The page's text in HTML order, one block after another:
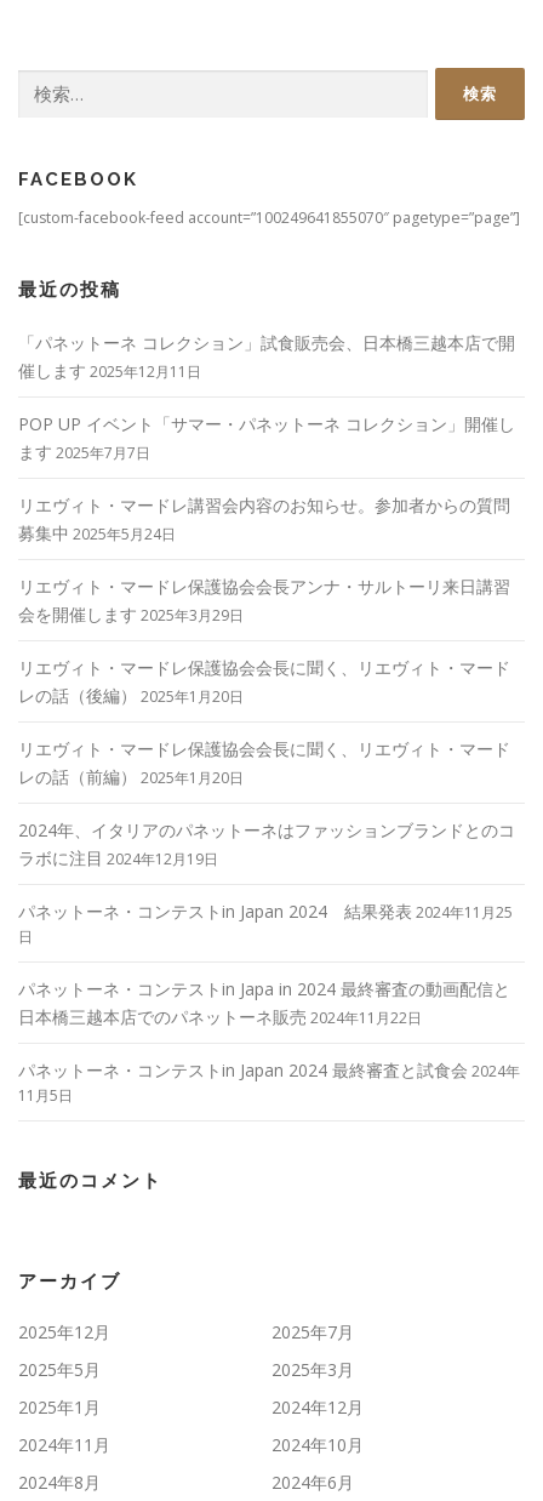
索:
FACEBOOK
[custom-facebook-feed account=”100249641855070″ pagetype=”page”]
最近の投稿
「パネットーネ コレクション」試食販売会、日本橋三越本店で開
催します 2025年12月11日
POP UP イベント「サマー・パネットーネ コレクション」開催し
ます 2025年7月7日
リエヴィト・マードレ講習会内容のお知らせ。参加者からの質問
募集中 2025年5月24日
リエヴィト・マードレ保護協会会長アンナ・サルトーリ来日講習
会を開催します 2025年3月29日
リエヴィト・マードレ保護協会会長に聞く、リエヴィト・マード
レの話（後編）
2025年1月20日
リエヴィト・マードレ保護協会会長に聞く、リエヴィト・マード
レの話（前編）
2025年1月20日
2024年、イタリアのパネットーネはファッションブランドとのコ
ラボに注目 2024年12月19日
パネットーネ・コンテストin Japan 2024 結果発表 2024年11月25
日
パネットーネ・コンテストin Japa in 2024 最終審査の動画配信と
日本橋三越本店でのパネットーネ販売 2024年11月22日
パネットーネ・コンテストin Japan 2024 最終審査と試食会 2024年
11月5日
最近のコメント
アーカイブ
2025年12月
2025年7月
2025年5月
2025年3月
2025年1月
2024年12月
2024年11月
2024年10月
2024年8月
2024年6月